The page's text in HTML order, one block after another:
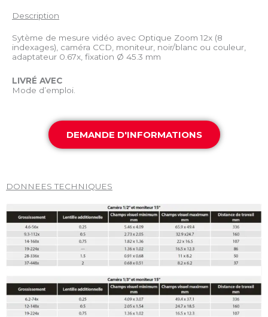
Description
Sytème de mesure vidéo avec Optique Zoom 12x (8
indexages), caméra CCD, moniteur, noir/blanc ou couleur,
adaptateur 0.67x, fixation Ø 45.3 mm
LIVRÉ AVEC
Mode d’emploi.
DEMANDE D'INFORMATIONS
DONNEES TECHNIQUES